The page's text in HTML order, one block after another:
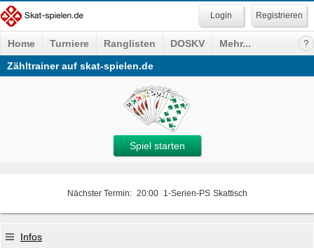
Registrieren
Home Turniere Ranglisten DOSKV
Mehr...
Zähltrainer auf skat-spielen.de
Spiel starten
Nächster Termin: 20:00 1-Serien-PS Skattisch
Infos